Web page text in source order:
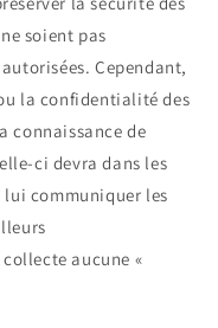
soient pas
Cependant,
la confidentialité des
connaissance de
ci devra dans les
communiquer les
aucune «